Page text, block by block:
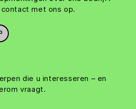
met ons op.
die u interesseren – en
vraagt.